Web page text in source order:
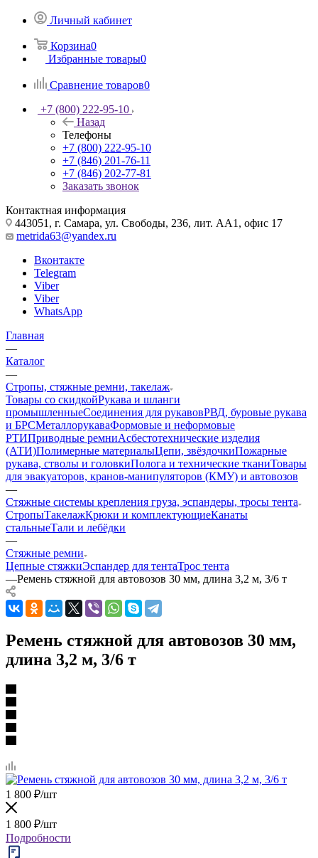
Личный кабинет
Корзина0
Избранные товары0
Сравнение товаров0
+7 (800) 222-95-10
Назад
Телефоны
+7 (800) 222-95-10
+7 (846) 201-76-11
+7 (846) 202-77-81
Заказать звонок
Контактная информация
443051, г. Самара, ул. Свободы, 236, лит. АА1, офис 17
metrida63@yandex.ru
Вконтакте
Telegram
Viber
Viber
WhatsApp
Главная
—
Каталог
—
Стропы, стяжные ремни, такелаж
Товары со скидкойРукава и шланги
промышленныеСоединения для рукавовРВД, буровые рукава
и БРСМеталлорукаваФормовые и неформовые
РТИПриводные ремниАсбестотехнические изделия
(АТИ)Полимерные материалыЦепи, звёздочкиПожарные
рукава, стволы и головкиПолога и технические тканиТовары
для эвакуаторов, кранов-манипуляторов (КМУ) и автовозов
—
Стяжные системы крепления груза, эспандеры, тросы тента
СтропыТакелажКрюки и комплектующиеКанаты
стальныеТали и лебёдки
—
Стяжные ремни
Цепные стяжкиЭспандер для тентаТрос тента
—Ремень стяжной для автовозов 30 мм, длина 3,2 м, 3/6 т
Ремень стяжной для автовозов 30 мм,
длина 3,2 м, 3/6 т
1 800 ₽/шт
1 800 ₽/шт
Подробности